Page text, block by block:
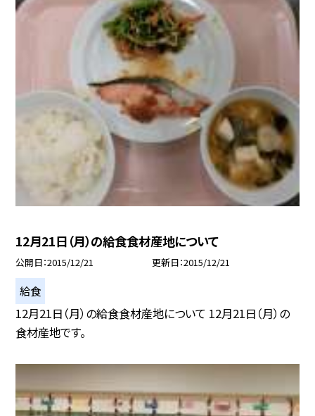
12月21日（月）の給食食材産地について
公開日 2015/12/21 更新日 2015/12/21
給食
12月21日（月）の給食食材産地について 12月21日（月）の
食材産地です。